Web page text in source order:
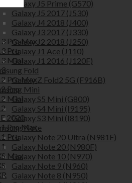
Galaxy J5 Prime (G570)
Galaxy J5 2017 (J530)
Galaxy J4 2018 (J400)
Galaxy J3 2017 (J330)
Galaxy J2 2018 (J250)
Galaxy J1 Ace (J110)
Galaxy J1 2016 (J120F)
Fold
Galaxy Z Fold2 5G (F916B)
Mini
Galaxy S5 Mini (G800)
Galaxy S4 Mini (I9195)
Galaxy S3 Mini (I8190)
Note
Galaxy Note 20 Ultra (N981F)
Galaxy Note 20 (N980F)
Galaxy Note 10 (N970)
Galaxy Note 9 (N960)
Galaxy Note 8 (N950)
Pro Max
Pro
Mini
Pro Max
Pro
Mini
2020
Pro Max
Pro
Max